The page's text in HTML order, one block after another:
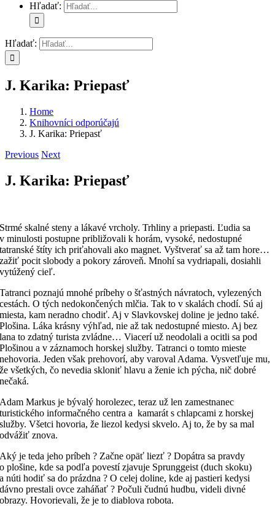
Hľadať:
Hľadať:
J. Karika: Priepasť
Home
Knihovníci odporúčajú
J. Karika: Priepasť
Previous Next
J. Karika: Priepasť
Strmé skalné steny a lákavé vrcholy. Trhliny a priepasti. Ľudia sa
v minulosti postupne približovali k horám, vysoké, nedostupné
tatranské štíty ich priťahovali ako magnet. Vyštverať sa až tam hore…
zažiť pocit slobody a pokory zároveň. Mnohí sa vydriapali, dosiahli
vytúžený cieľ.
Tatranci poznajú mnohé príbehy o šťastných návratoch, vylezených
cestách. O tých nedokončených mlčia. Tak to v skalách chodí. Sú aj
miesta, kam neradno chodiť. Aj v Slavkovskej doline je jedno také.
Plošina. Láka krásny výhľad, nie až tak nedostupné miesto. Aj bez
lana to zdatný turista zvládne… Viacerí už neodolali a ocitli sa pod
Plošinou a v záznamoch horskej služby. Tatranci o tomto mieste
nehovoria. Jeden však prehovorí, aby varoval Adama. Vysvetľuje mu,
že všetkých, čo nevedia skloniť hlavu a ženie ich pýcha, nič dobré
nečaká.
Adam Markus je bývalý horolezec, teraz už len zamestnanec
turistického informačného centra a kamarát s chlapcami z horskej
služby. Všetci hovoria, že liezol kedysi skvelo. Aj to, že by sa mal
odvážiť znova.
Aký je teda jeho príbeh ? Začne opäť liezť ? Dopátra sa pravdy
o plošine, kde sa podľa povestí zjavuje Sprunggeist (duch skoku)
a núti hodiť sa do prázdna ? O celej doline, kde aj pastieri kedysi
dávno prestali ovce zaháňať ? Počuli čudnú hudbu, videli divné
obrazy. Hovorievali, že je to diablova robota.